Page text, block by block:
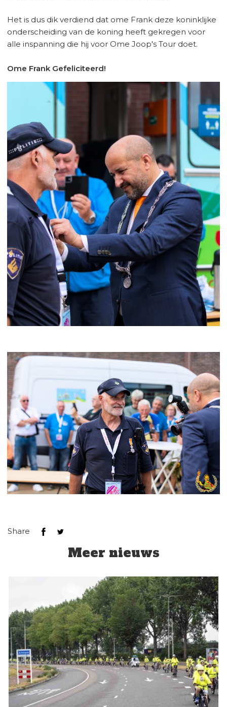
Het is dus dik verdiend dat ome Frank deze koninklijke
onderscheiding van de koning heeft gekregen voor
alle inspanning die hij voor Ome Joop's Tour doet.
Ome Frank Gefeliciteerd!
Share
Meer nieuws